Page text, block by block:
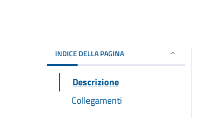
INDICE DELLA PAGINA
Descrizione
Collegamenti